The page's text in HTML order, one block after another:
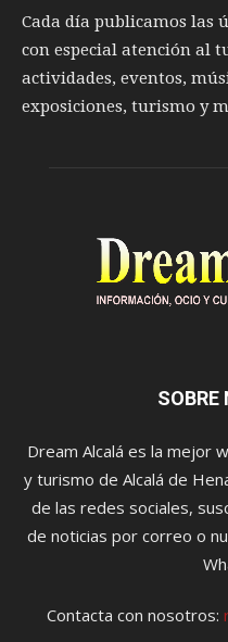
Cada día publicamos las
con especial atención al
actividades, eventos,
exposiciones, turismo y
SOBRE
Dream Alcalá es la mejor
y turismo de Alcalá de
de las redes sociales,
de noticias por correo o
Contacta con nosotros: